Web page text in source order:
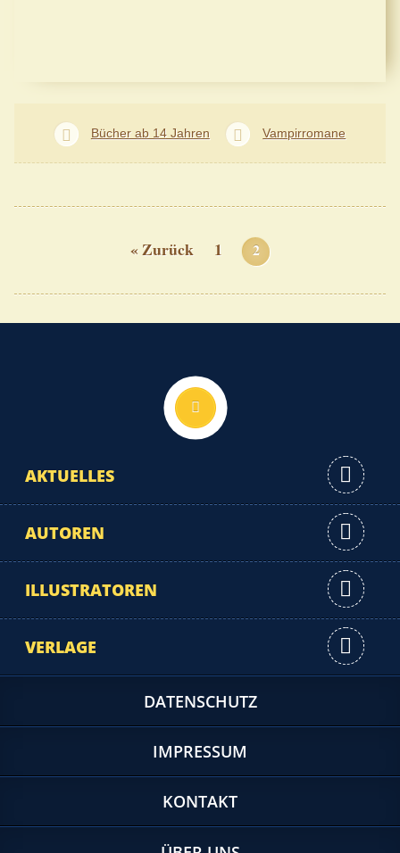
Bücher ab 14 Jahren Vampirromane
« Zurück 1 2
AKTUELLES
AUTOREN
ILLUSTRATOREN
VERLAGE
DATENSCHUTZ
IMPRESSUM
KONTAKT